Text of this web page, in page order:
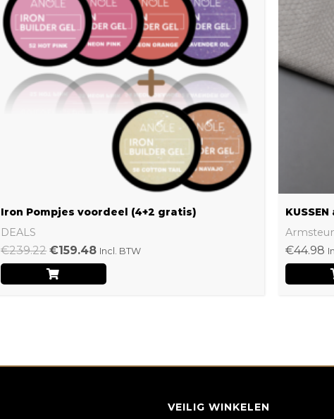
Iron Pompjes voordeel (4+2 gratis)
DEALS
€239.22 €159.48 Incl. BTW €44.98
VEILIG WINKELEN